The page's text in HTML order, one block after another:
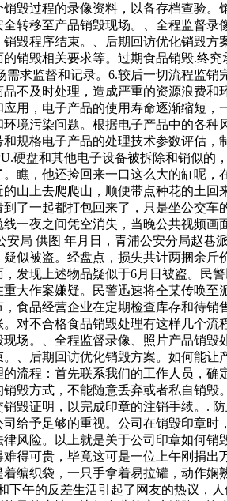
毁过程的录像资料，以备存档查验
转移至产品销毁现场。、全程监督
毁程序结束。、后期回访优化销毁
销毁相关要求等。过期食品销毁.终
需求监督和记录。6.较后一切流程监
不及时处理，造成严重的资源浪费
用，电子产品的使用寿命逐渐缩短
境污染问题。根据电子产品中的各
规格电子产品的处理技术参数评估
硬盘和其他电子设备被拆除和销似
。瞧，他还捡回来一口这么大的缸呢
山上去爬爬山，顺便带点种花的土
了一起都打包回来了，只是坐公交
一夜之间凭空消失，当晚公共视频
安局 供图 年月日，青浦公安分局赵巷
似被盗。经盘点，损失共计两捆余
发现上述物品疑似于6月日被盗。民
大作案嫌疑。民警迅速将仝某传唤
食品经营企业在定期检查库存和待
对不合格食品销毁处理有这样几个
场。、全程监督录像、照片产品销
、后期回访优化销毁方案。如何能
的流程：首先联系我们的工作人员，
毁方式，不能随意丢弃或者私自销
毁证明，以完成印章的注销手续。.
给予足够的重视。公司在销毁印章
风险。以上就是关于公司印章如何
得可贵，毕竟这可是一位上午刚捐
编织袋，一只手拿着易拉罐，动作
下午的反差生活引起了网友的热议，